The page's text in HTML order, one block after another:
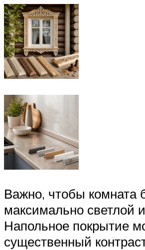
Важно, чтобы комната
максимально светлой
Напольное покрытие
существенный